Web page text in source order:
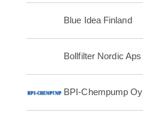
Blue Idea Finland
Bollfilter Nordic Aps
BPI-Chempump Oy